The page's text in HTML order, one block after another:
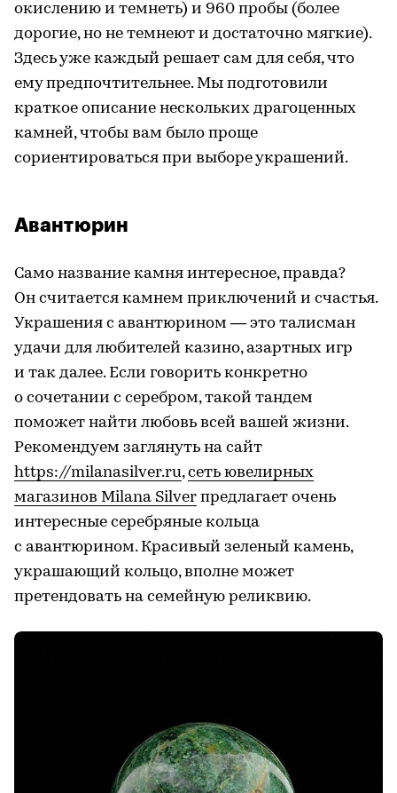
окислению и темнеть) и 960 пробы (более
дорогие, но не темнеют и достаточно мягкие).
Здесь уже каждый решает сам для себя, что
ему предпочтительнее. Мы подготовили
краткое описание нескольких драгоценных
камней, чтобы вам было проще
сориентироваться при выборе украшений.
Авантюрин
Само название камня интересное, правда?
Он считается камнем приключений и счастья.
Украшения с авантюрином — это талисман
удачи для любителей казино, азартных игр
и так далее. Если говорить конкретно
о сочетании с серебром, такой тандем
поможет найти любовь всей вашей жизни.
Рекомендуем заглянуть на сайт
https://milanasilver.ru,сеть ювелирных
магазинов Milana Silver предлагает очень
интересные серебряные кольца
с авантюрином. Красивый зеленый камень,
украшающий кольцо, вполне может
претендовать на семейную реликвию.